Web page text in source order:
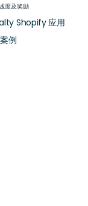
度及奖励
Shopify 应用
例